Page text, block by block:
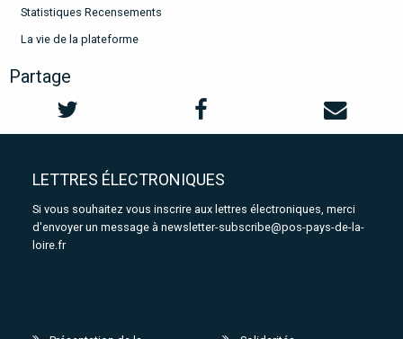
Statistiques Recensements
La vie de la plateforme
Partage
LETTRES ÉLECTRONIQUES
Si vous souhaitez vous inscrire aux lettres électroniques, merci
d'envoyer un message à newsletter-subscribe@pos-pays-de-la-
loire.fr